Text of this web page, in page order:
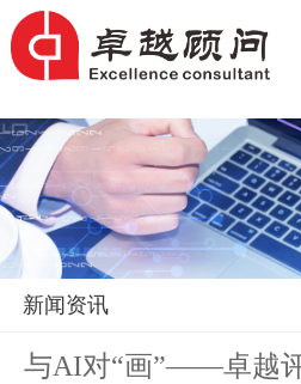
新闻资讯
与AI对“画”——卓越